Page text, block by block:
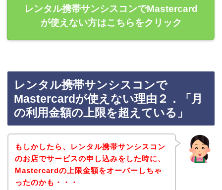
レンタル携帯サンシスコンでMastercard
が使えない方はこちらをクリック
レンタル携帯サンシスコンで
Mastercardが使えない理由２．「月
の利用金額の上限を超えている」
もしかしたら、レンタル携帯サンシスコン
のお店でサービスの申し込みをした時に、
Mastercardの上限金額をオーバーしちゃ
ったのかも・・・